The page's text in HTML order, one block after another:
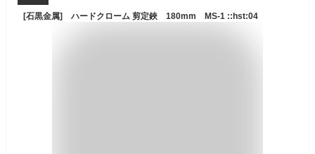
[石黒金属] ハードクローム 剪定鋏 180mm MS-1 ::hst:04